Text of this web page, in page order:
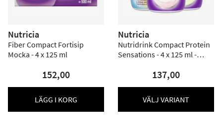
Nutricia
Fiber Compact Fortisip
Mocka - 4 x 125 ml
152,00
LÄGG I KORG
Nutricia
Nutridrink Compact Protein
Sensations - 4 x 125 ml -
137,00
VÄLJ VARIANT